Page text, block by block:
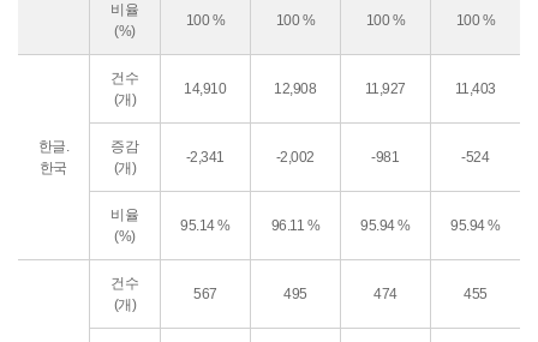
비율
(%)
100 % 100 % 100 % 100 %
한글.
한국
건수
(개)
14,910 12,908 11,927 11,403
증감
(개)
-2,341 -2,002 -981 -524
비율
(%)
95.14 % 96.11 % 95.94 % 95.94 %
건수
(개)
567 495 474 455